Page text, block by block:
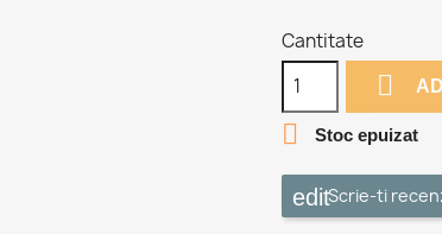
Cantitate

 Stoc epuizat
Scrie-ti